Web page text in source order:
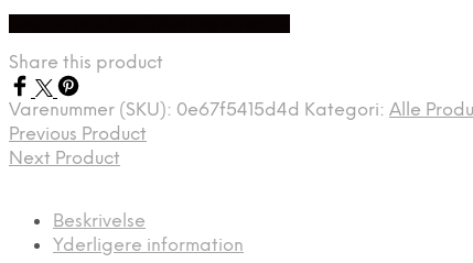
Share this product
Varenummer (SKU): 0e67f5415d4d Kategori: Alle
Previous Product
Next Product
Beskrivelse
Yderligere information